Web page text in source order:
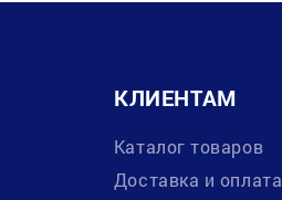
КЛИЕНТАМ
Каталог товаров
Доставка и оплата